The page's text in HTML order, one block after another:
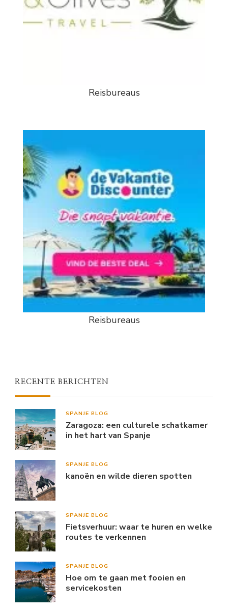
Reisbureaus
Reisbureaus
RECENTE BERICHTEN
SPANJE BLOG
Zaragoza: een culturele schatkamer
in het hart van Spanje
SPANJE BLOG
kanoën en wilde dieren spotten
SPANJE BLOG
Fietsverhuur: waar te huren en welke
routes te verkennen
SPANJE BLOG
Hoe om te gaan met fooien en
servicekosten